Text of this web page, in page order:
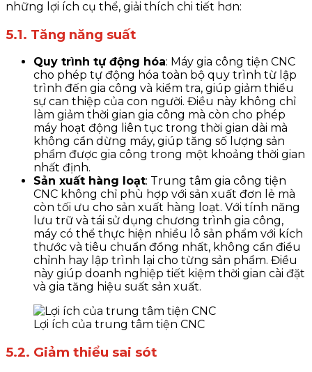
những lợi ích cụ thể, giải thích chi tiết hơn:
5.1. Tăng năng suất
Quy trình tự động hóa: Máy gia công tiện CNC
cho phép tự động hóa toàn bộ quy trình từ lập
trình đến gia công và kiểm tra, giúp giảm thiểu
sự can thiệp của con người. Điều này không chỉ
làm giảm thời gian gia công mà còn cho phép
máy hoạt động liên tục trong thời gian dài mà
không cần dừng máy, giúp tăng số lượng sản
phẩm được gia công trong một khoảng thời gian
nhất định.
Sản xuất hàng loạt: Trung tâm gia công tiện
CNC không chỉ phù hợp với sản xuất đơn lẻ mà
còn tối ưu cho sản xuất hàng loạt. Với tính năng
lưu trữ và tái sử dụng chương trình gia công,
máy có thể thực hiện nhiều lô sản phẩm với kích
thước và tiêu chuẩn đồng nhất, không cần điều
chỉnh hay lập trình lại cho từng sản phẩm. Điều
này giúp doanh nghiệp tiết kiệm thời gian cài đặt
và gia tăng hiệu suất sản xuất.
Lợi ích của trung tâm tiện CNC
5.2. Giảm thiểu sai sót